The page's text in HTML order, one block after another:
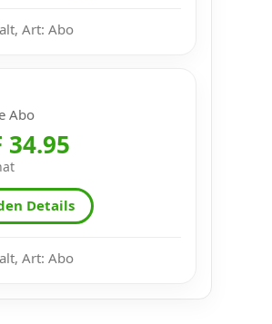
Art: Abo
Abo
34.95
Details
Art: Abo